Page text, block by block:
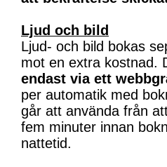
Ljud och bild
Ljud- och bild bokas
mot en extra kostnad.
endast via ett
per automatik med
går att använda från
fem minuter innan
nattetid.